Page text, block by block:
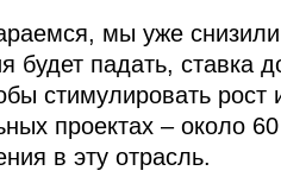
мы уже
будет падать,
стимулировать
проектах – около
в эту отрасль.